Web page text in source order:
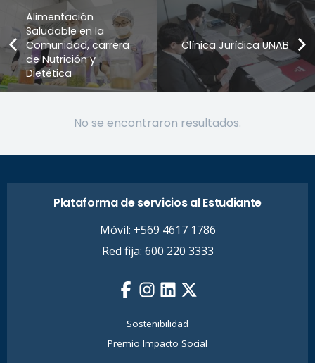
Alimentación
Saludable en la
Comunidad, carrera
de Nutrición y
Dietética
Clínica Jurídica UNAB
No se encontraron resultados.